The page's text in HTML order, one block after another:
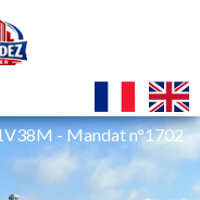
- Mandat n°1702